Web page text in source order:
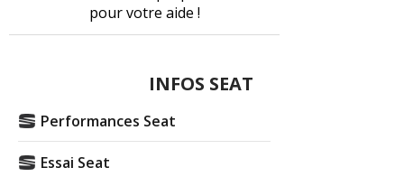
pour votre aide !
INFOS SEAT
Performances Seat
Essai Seat